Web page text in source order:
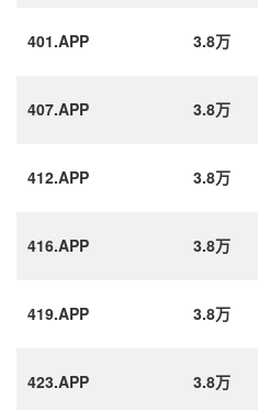
401.APP 3.8万
407.APP 3.8万
412.APP 3.8万
416.APP 3.8万
419.APP 3.8万
423.APP 3.8万